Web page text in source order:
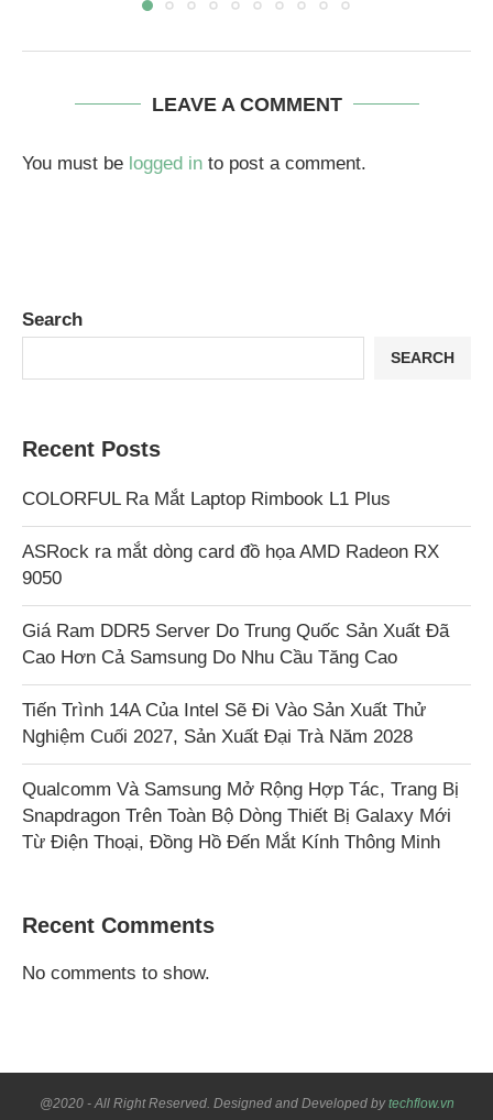
LEAVE A COMMENT
You must be logged in to post a comment.
Search
SEARCH
Recent Posts
COLORFUL Ra Mắt Laptop Rimbook L1 Plus
ASRock ra mắt dòng card đồ họa AMD Radeon RX
9050
Giá Ram DDR5 Server Do Trung Quốc Sản Xuất Đã
Cao Hơn Cả Samsung Do Nhu Cầu Tăng Cao
Tiến Trình 14A Của Intel Sẽ Đi Vào Sản Xuất Thử
Nghiệm Cuối 2027, Sản Xuất Đại Trà Năm 2028
Qualcomm Và Samsung Mở Rộng Hợp Tác, Trang Bị
Snapdragon Trên Toàn Bộ Dòng Thiết Bị Galaxy Mới
Từ Điện Thoại, Đồng Hồ Đến Mắt Kính Thông Minh
Recent Comments
No comments to show.
@2020 - All Right Reserved. Designed and Developed bytechflow.vn